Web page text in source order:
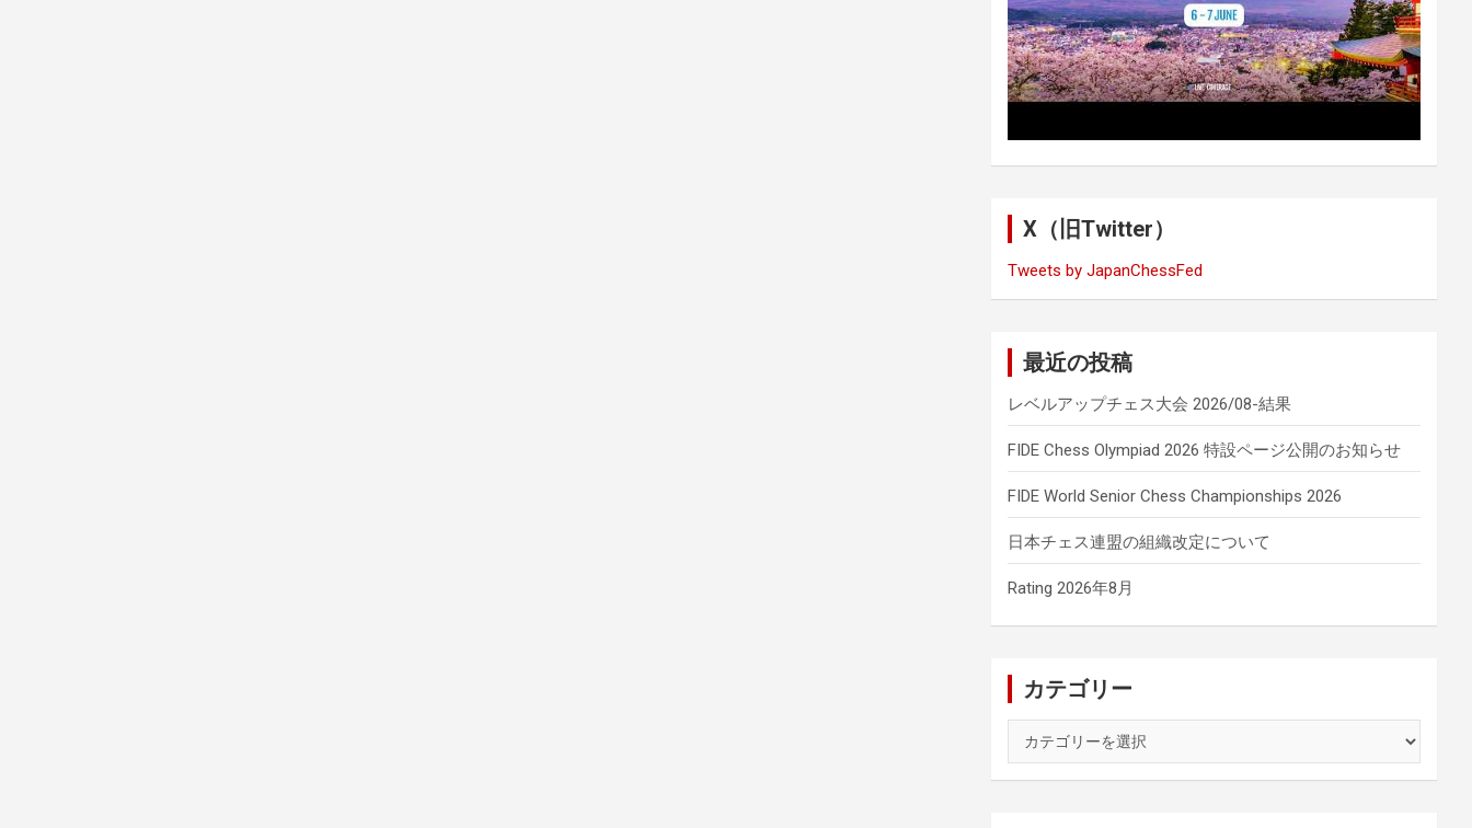
X（旧Twitter）
Tweets by JapanChessFed
最近の投稿
レベルアップチェス大会 2026/08-結果
FIDE Chess Olympiad 2026 特設ページ公開のお知らせ
FIDE World Senior Chess Championships 2026
日本チェス連盟の組織改定について
Rating 2026年8月
カテゴリー
ゴ